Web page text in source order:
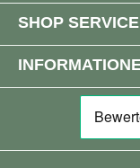
SHOP SERVICE